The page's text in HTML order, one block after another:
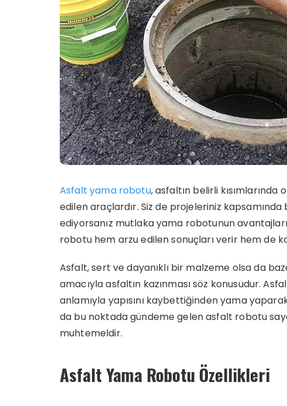
Asfalt yama robotu, asfaltın belirli kısımlarında
edilen araçlardır. Siz de projeleriniz
ediyorsanız mutlaka yama robotunun
robotu hem arzu edilen sonuçları verir hem de
Asfalt, sert ve dayanıklı bir malzeme olsa da
amacıyla asfaltın kazınması söz konusudur.
anlamıyla yapısını kaybettiğinden yama
da bu noktada gündeme gelen asfalt robotu
muhtemeldir.
Asfalt Yama Robotu Özellikleri